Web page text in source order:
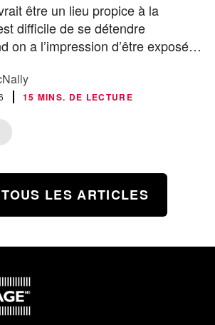
être un lieu propice à la
difficile de se détendre
on a l’impression d’être exposé…
15 MINS. DE LECTURE
LES ARTICLES